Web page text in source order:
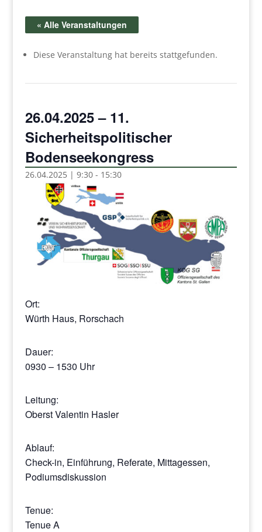
« Alle Veranstaltungen
Diese Veranstaltung hat bereits stattgefunden.
26.04.2025 – 11.
Sicherheitspolitischer
Bodenseekongress
26.04.2025 | 9:30- 15:30
Ort:
Würth Haus, Rorschach
Dauer:
0930 – 1530 Uhr
Leitung:
Oberst Valentin Hasler
Ablauf:
Check-in, Einführung, Referate, Mittagessen,
Podiumsdiskussion
Tenue:
Tenue A